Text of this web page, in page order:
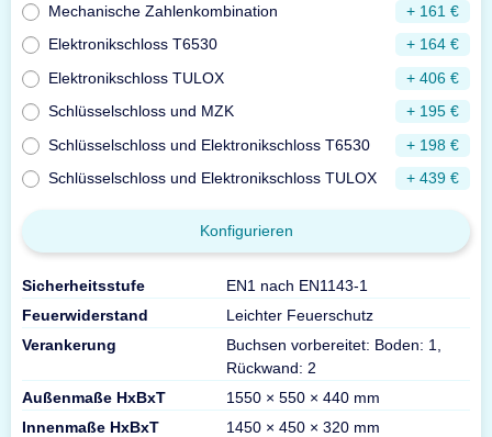
Mechanische Zahlenkombination
+ 161 €
Elektronikschloss T6530
+ 164 €
Elektronikschloss TULOX
+ 406 €
Schlüsselschloss und MZK
+ 195 €
Schlüsselschloss und Elektronikschloss T6530
+ 198 €
Schlüsselschloss und Elektronikschloss TULOX
+ 439 €
Konfigurieren
Sicherheitsstufe
EN1 nach EN1143-1
Feuerwiderstand
Leichter Feuerschutz
Verankerung
Buchsen vorbereitet: Boden: 1,
Rückwand: 2
Außenmaße HxBxT
1550 × 550 × 440 mm
Innenmaße HxBxT
1450 × 450 × 320 mm